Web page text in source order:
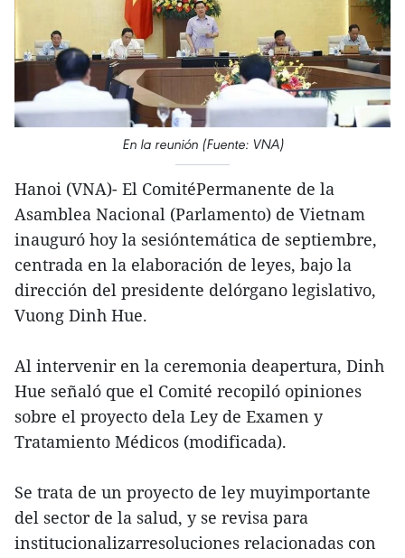
En la reunión (Fuente: VNA)
Hanoi (VNA)- El ComitéPermanente de la
Asamblea Nacional (Parlamento) de Vietnam
inauguró hoy la sesióntemática de septiembre,
centrada en la elaboración de leyes, bajo la
dirección del presidente delórgano legislativo,
Vuong Dinh Hue.
Al intervenir en la ceremonia deapertura, Dinh
Hue señaló que el Comité recopiló opiniones
sobre el proyecto dela Ley de Examen y
Tratamiento Médicos (modificada).
Se trata de un proyecto de ley muyimportante
del sector de la salud, y se revisa para
institucionalizarresoluciones relacionadas con